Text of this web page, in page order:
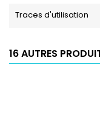
Traces d'utilisation
16 AUTRES